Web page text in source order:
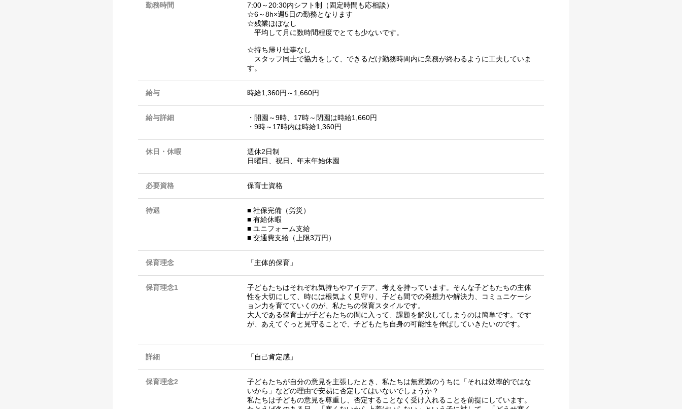
勤務時間
7:00～20:30内シフト制（固定時間も応相談）
☆6～8h×週5日の勤務となります
☆残業ほぼなし
平均して月に数時間程度でとても少ないです。
☆持ち帰り仕事なし
スタッフ同士で協力をして、できるだけ勤務時間内に業務が終わるように工夫していま
す。
給与 時給1,360円～1,660円
給与詳細
・開園～9時、17時～閉園は時給1,660円
・9時～17時内は時給1,360円
休日・休暇
週休2日制
日曜日、祝日、年末年始休園
必要資格 保育士資格
待遇
■ 社保完備（労災）
■ 有給休暇
■ ユニフォーム支給
■ 交通費支給（上限3万円）
保育理念 「主体的保育」
保育理念1
子どもたちはそれぞれ気持ちやアイデア、考えを持っています。そんな子どもたちの主体
性を大切にして、時には根気よく見守り、子ども間での発想力や解決力、コミュニケーシ
ョン力を育てていくのが、私たちの保育スタイルです。
大人である保育士が子どもたちの間に入って、課題を解決してしまうのは簡単です。です
が、あえてぐっと見守ることで、子どもたち自身の可能性を伸ばしていきたいのです。
詳細 「自己肯定感」
保育理念2
子どもたちが自分の意見を主張したとき、私たちは無意識のうちに「それは効率的ではな
いから」などの理由で安易に否定してはいないでしょうか？
私たちは子どもの意見を尊重し、否定することなく受け入れることを前提にしています。